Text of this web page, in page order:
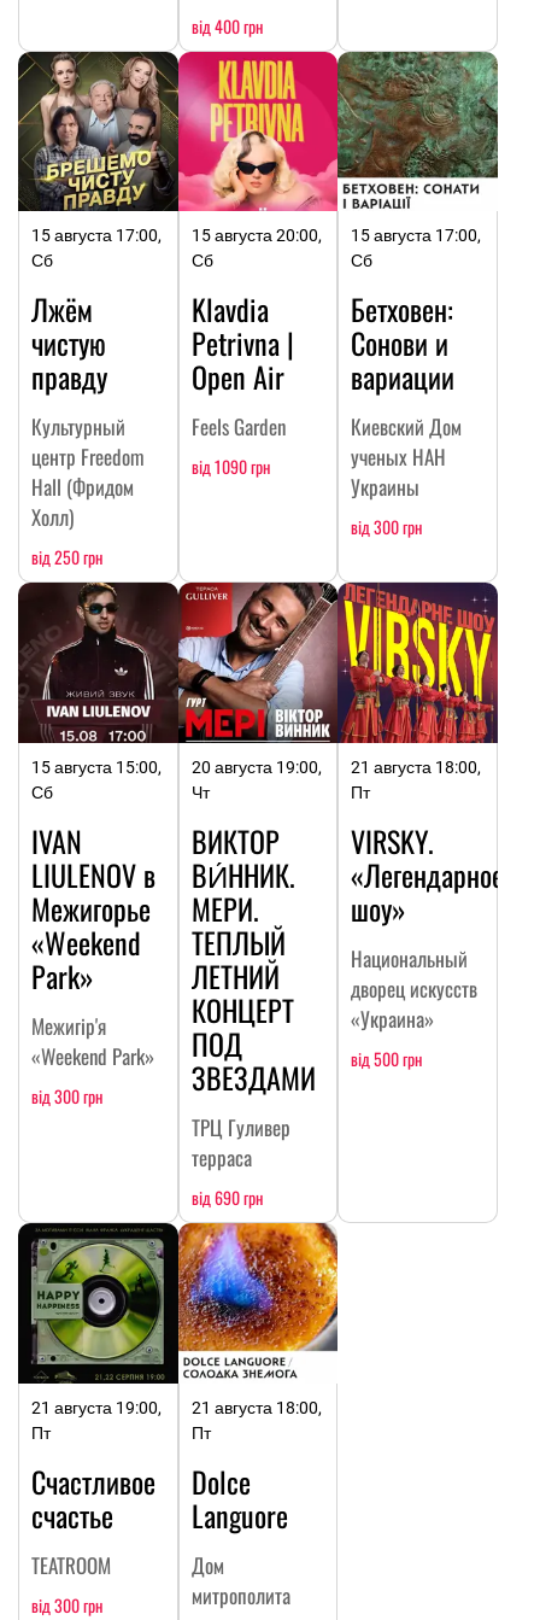
від 400 грн
15 августа 17:00,
Сб
Лжём
чистую
правду
Культурный
центр Freedom
Hall (Фридом
Холл)
від 250 грн
15 августа 20:00,
Сб
Klavdia
Petrivna |
Open Air
Feels Garden
від 1090 грн
15 августа 17:00,
Сб
Бетховен:
Сонови и
вариации
Киевский Дом
ученых НАН
Украины
від 300 грн
15 августа 15:00,
Сб
IVAN
LIULENOV в
Межигорье
«Weekend
Park»
Межигір'я
«Weekend Park»
від 300 грн
20 августа 19:00,
Чт
ВИКТОР
ВИ́ННИК.
МЕРИ.
ТЕПЛЫЙ
ЛЕТНИЙ
КОНЦЕРТ
ПОД
ЗВЕЗДАМИ
ТРЦ Гуливер
терраса
від 690 грн
21 августа 18:00,
Пт
VIRSKY.
«Легендарное
шоу»
Национальный
дворец искусств
«Украина»
від 500 грн
21 августа 19:00,
Пт
Счастливое
счастье
TEATROOM
від 300 грн
21 августа 18:00,
Пт
Dolce
Languore
Дом
митрополита